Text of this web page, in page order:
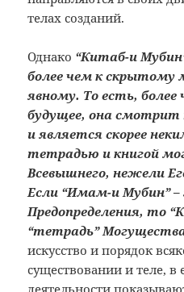
телах созданий.
Однако “Китаб-и
более чем к скрытому
явному. То есть,
будущее, она смотрит
и является скорее
тетрадью и книгой
Всевышнего, нежели
Если “Имам-и Мубин”
Предопределения, то
“тетрадь”
искусство и порядок
существовании и теле, в